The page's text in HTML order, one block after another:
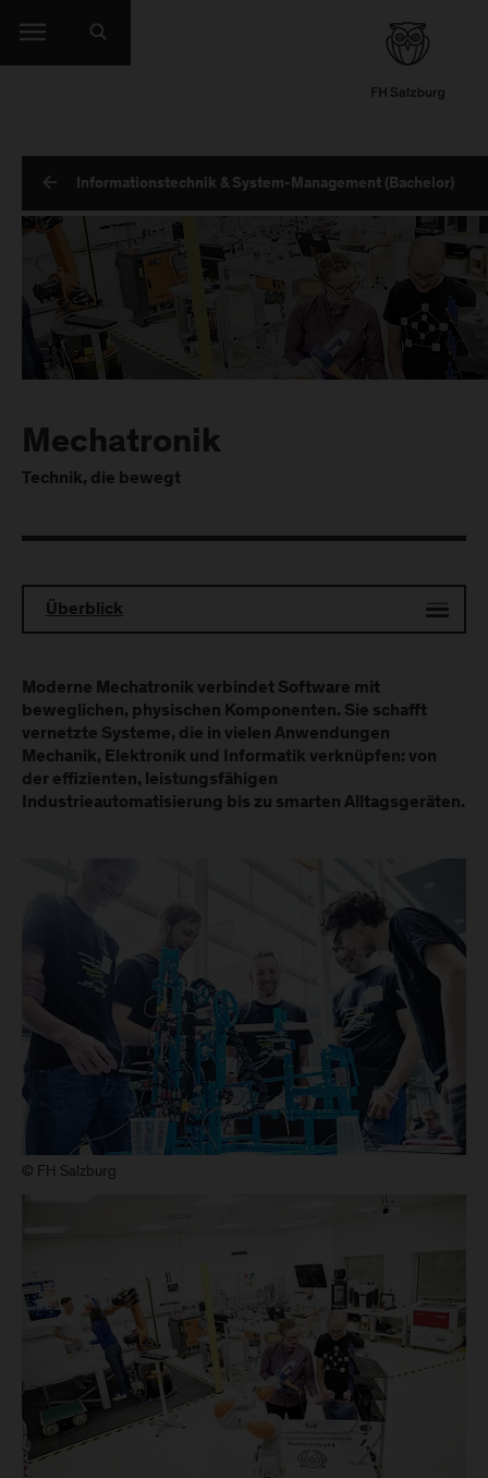
Informationstechnik & System-Management (Bachelor)
Mechatronik
Technik, die bewegt
Überblick
Moderne Mechatronik verbindet Software mit
beweglichen, physischen Komponenten. Sie schafft
vernetzte Systeme, die in vielen Anwendungen
Mechanik, Elektronik und Informatik verknüpfen: von
der effizienten, leistungsfähigen
Industrieautomatisierung bis zu smarten Alltagsgeräten.
© FH Salzburg